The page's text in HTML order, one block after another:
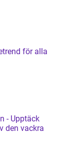
för alla
- Upptäck
den vackra